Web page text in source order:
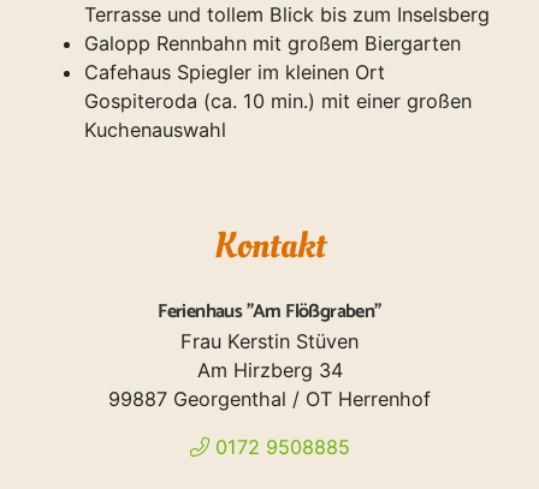
Terrasse und tollem Blick bis zum Inselsberg
Galopp Rennbahn mit großem Biergarten
Cafehaus Spiegler im kleinen Ort
Gospiteroda (ca. 10 min.) mit einer großen
Kuchenauswahl
Kontakt
Ferienhaus "Am Flößgraben"
Frau Kerstin Stüven
Am Hirzberg 34
99887 Georgenthal / OT Herrenhof
0172 9508885